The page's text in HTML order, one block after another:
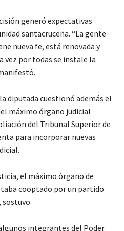
generó expectativas
santacruceña. “La gente
nueva fe, está renovada y
vez por todas se instale la
diputada cuestionó además el
máximo órgano judicial
del Tribunal Superior de
para incorporar nuevas
el máximo órgano de
cooptado por un partido
sostuvo.
integrantes del Poder